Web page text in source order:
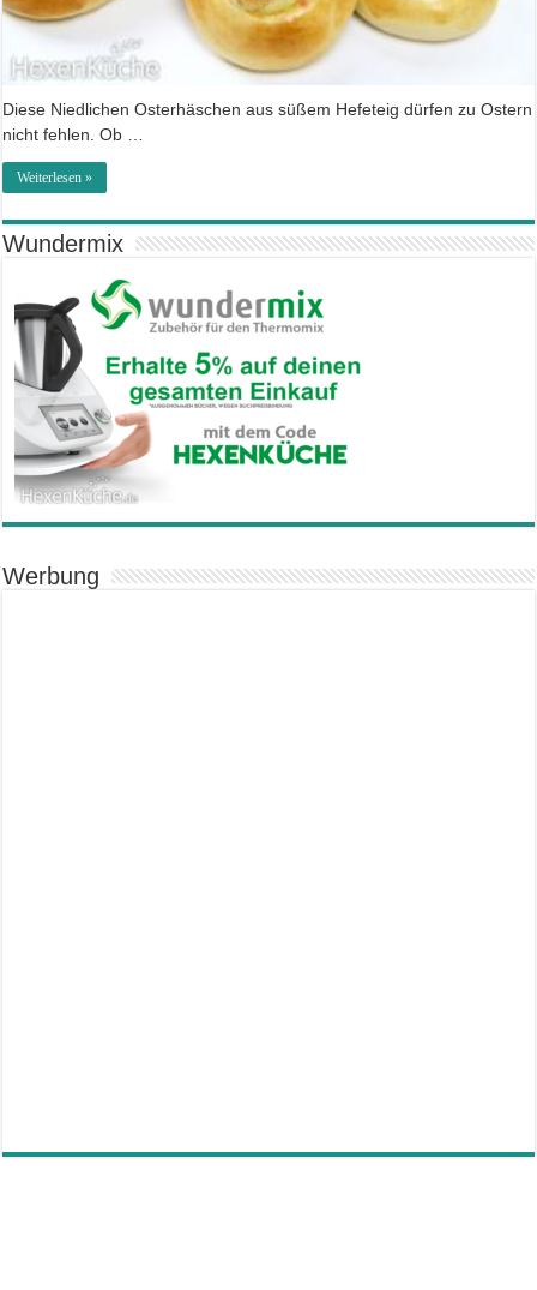
Diese Niedlichen Osterhäschen aus süßem Hefeteig dürfen zu Ostern
nicht fehlen. Ob …
Weiterlesen »
Wundermix
Werbung